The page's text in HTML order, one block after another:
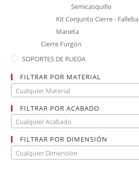
Semicasquillo
Kit Conjunto Cierre - Falleba
Maneta
Cierre Furgón
SOPORTES DE RUEDA
FILTRAR POR MATERIAL
Cualquier Material
FILTRAR POR ACABADO
Cualquier Acabado
FILTRAR POR DIMENSIÓN
Cualquier Dimensión